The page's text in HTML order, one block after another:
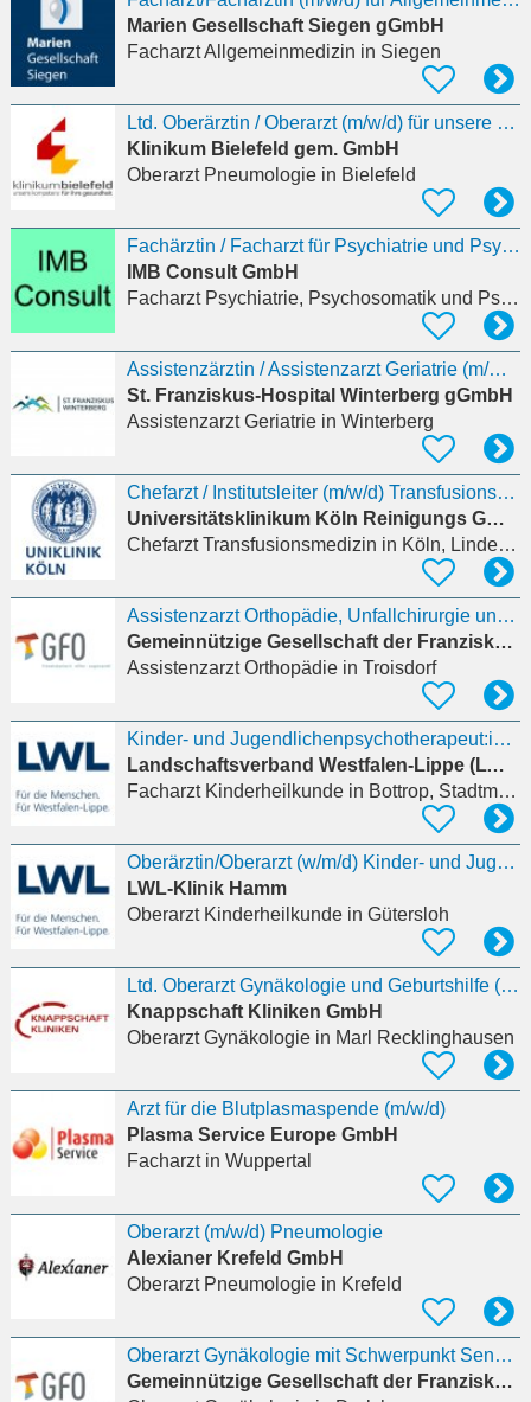
Marien Gesellschaft Siegen gGmbH
Facharzt Allgemeinmedizin in Siegen
Ltd. Oberärztin / Oberarzt (m/w/d) für unsere Klinik für Pneumologie und Beatmungsmedizin
Klinikum Bielefeld gem. GmbH
Oberarzt Pneumologiein Bielefeld
Fachärztin / Facharzt für Psychiatrie und Psychotherapie als Beratungsärztin / Beratungsarzt
IMB Consult GmbH
Facharzt Psychiatrie, Psychosomatik und Psychotherapie
Assistenzärztin / Assistenzarzt Geriatrie (m/w/d)
St. Franziskus-Hospital Winterberg gGmbH
Assistenzarzt Geriatriein Winterberg
Chefarzt / Institutsleiter (m/w/d) Transfusionsmedizin und Transplantationsimmunologie
Universitätsklinikum Köln Reinigungs GmbH
Chefarzt Transfusionsmedizin in Köln, Lindenthal
Assistenzarzt Orthopädie, Unfallchirurgie und Wirbelsäulenchirurgie (m/w/d)
Gemeinnützige Gesellschaft der Franziskanerinnen zu Olpe mbH
Assistenzarzt Orthopädiein Troisdorf
Kinder- und Jugendlichenpsychotherapeut:in (w/m/d)
Landschaftsverband Westfalen-Lippe (LWL)
Facharzt Kinderheilkundein Bottrop, Stadtmitte
Oberärztin/Oberarzt (w/m/d) Kinder- und Jugendpsychiatrie, -psychosomatik und -psychotherapie
LWL-Klinik Hamm
Oberarzt Kinderheilkundein Gütersloh
Ltd. Oberarzt Gynäkologie und Geburtshilfe (m/w/d)
Knappschaft Kliniken GmbH
Oberarzt Gynäkologiein Marl Recklinghausen
Arzt für die Blutplasmaspende (m/w/d)
Plasma Service Europe GmbH
Facharztin Wuppertal
Oberarzt (m/w/d) Pneumologie
Alexianer Krefeld GmbH
Oberarzt Pneumologiein Krefeld
Oberarzt Gynäkologie mit Schwerpunkt Senologie (m/w/d)
Gemeinnützige Gesellschaft der Franziskanerinnen zu Olpe mbH